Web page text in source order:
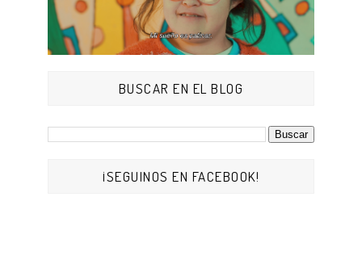
BUSCAR EN EL BLOG
¡SEGUINOS EN FACEBOOK!